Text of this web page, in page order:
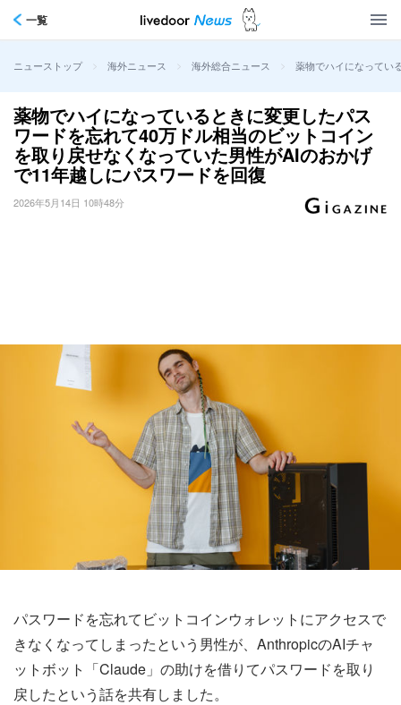
一覧
ニューストップ > 海外ニュース > 海外総合ニュース > 薬物でハイになってい
薬物でハイになっているときに変更したパス
ワードを忘れて40万ドル相当のビットコイン
を取り戻せなくなっていた男性がAIのおかげ
で11年越しにパスワードを回復
2026年5月14日 10時48分
パスワードを忘れてビットコインウォレットにアクセスで
きなくなってしまったという男性が、AnthropicのAIチャ
ットボット「Claude」の助けを借りてパスワードを取り
戻したという話を共有しました。